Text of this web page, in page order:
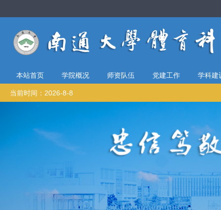
本站首页 学院概况 师资队伍 党建工作 学科建
当前时间：2026-8-8